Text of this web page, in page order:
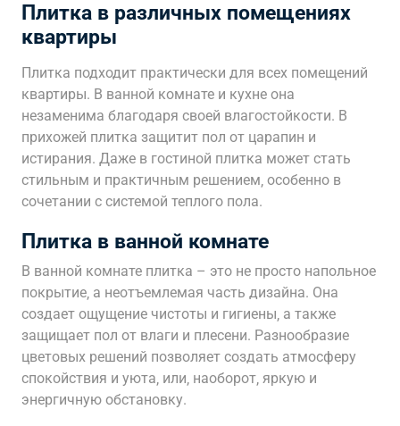
Плитка в различных помещениях
квартиры
Плитка подходит практически для всех помещений
квартиры. В ванной комнате и кухне она
незаменима благодаря своей влагостойкости. В
прихожей плитка защитит пол от царапин и
истирания. Даже в гостиной плитка может стать
стильным и практичным решением‚ особенно в
сочетании с системой теплого пола.
Плитка в ванной комнате
В ванной комнате плитка – это не просто напольное
покрытие‚ а неотъемлемая часть дизайна. Она
создает ощущение чистоты и гигиены‚ а также
защищает пол от влаги и плесени. Разнообразие
цветовых решений позволяет создать атмосферу
спокойствия и уюта‚ или‚ наоборот‚ яркую и
энергичную обстановку.